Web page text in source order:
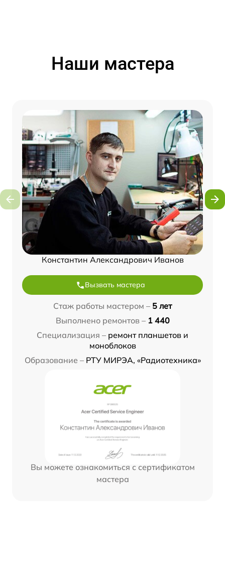
Наши мастера
Константин Александрович Иванов
Вызвать мастера
Стаж работы мастером – 5 лет
Выполнено ремонтов – 1 440
Специализация – ремонт планшетов и
моноблоков
Образование – РТУ МИРЭА, «Радиотехника»
Вы можете ознакомиться с сертификатом
мастера